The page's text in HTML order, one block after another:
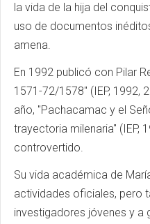
la vida de la hija del
uso de documentos
amena.
En 1992 publicó con Pilar
1571-72/1578" (IEP, 1992,
año, "Pachacamac y el
trayectoria milenaria" (IEP,
controvertido.
Su vida académica de
actividades oficiales, pero
investigadores jóvenes y a